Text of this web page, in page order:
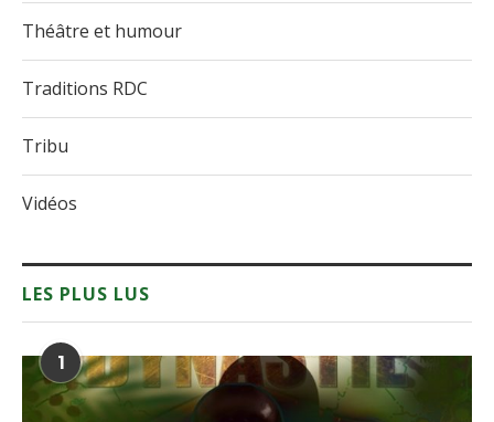
Théâtre et humour
Traditions RDC
Tribu
Vidéos
LES PLUS LUS
1